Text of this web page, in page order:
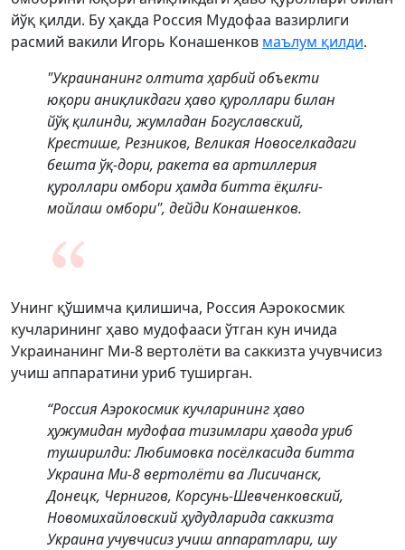
йўқ қилди. Бу ҳақда Россия Мудофаа вазирлиги
расмий вакили Игорь Конашенков маълум қилди.
"Украинанинг олтита ҳарбий объекти
юқори аниқликдаги ҳаво қуроллари билан
йўқ қилинди, жумладан Богуславский,
Крестише, Резников, Великая Новоселкадаги
бешта ўқ-дори, ракета ва артиллерия
қуроллари омбори ҳамда битта ёқилғи-
мойлаш омбори", дейди Конашенков.
Унинг қўшимча қилишича, Россия Аэрокосмик
кучларининг ҳаво мудофааси ўтган кун ичида
Украинанинг Ми-8 вертолёти ва саккизта учувчисиз
учиш аппаратини уриб туширган.
“Россия Аэрокосмик кучларининг ҳаво
ҳужумидан мудофаа тизимлари ҳавода уриб
туширилди: Любимовка посёлкасида битта
Украина Ми-8 вертолёти ва Лисичанск,
Донецк, Чернигов, Корсунь-Шевченковский,
Новомихайловский ҳудудларида саккизта
Украина учувчисиз учиш аппаратлари, шу